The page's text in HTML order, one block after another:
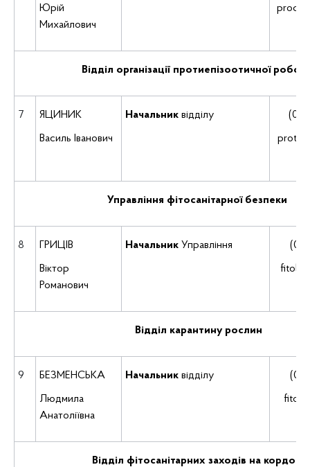
Юрій
Михайлович
Відділ організації протиепізоотичної
7 ЯЦИНИК
Василь Іванович
Начальник відділу
Управління фітосанітарної безпеки
8 ГРИЦІВ
Віктор
Романович
Начальник Управління
Відділ карантину рослин
9 БЕЗМЕНСЬКА
Людмила
Анатоліївна
Начальник відділу
Відділ фітосанітарних заходів на кордоні